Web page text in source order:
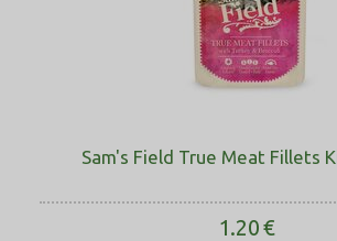
Sam's Field True Meat Fillets
1.20€